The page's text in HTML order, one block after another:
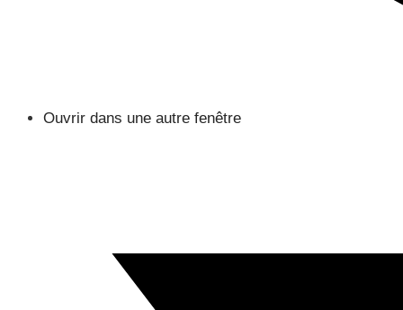
Ouvrir dans une autre fenêtre